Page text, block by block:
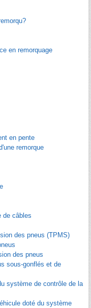
en remorquage
en pente
remorque
de câbles
des pneus (TPMS)
des pneus
sous-gonflés et de
système de contrôle de la
doté du système